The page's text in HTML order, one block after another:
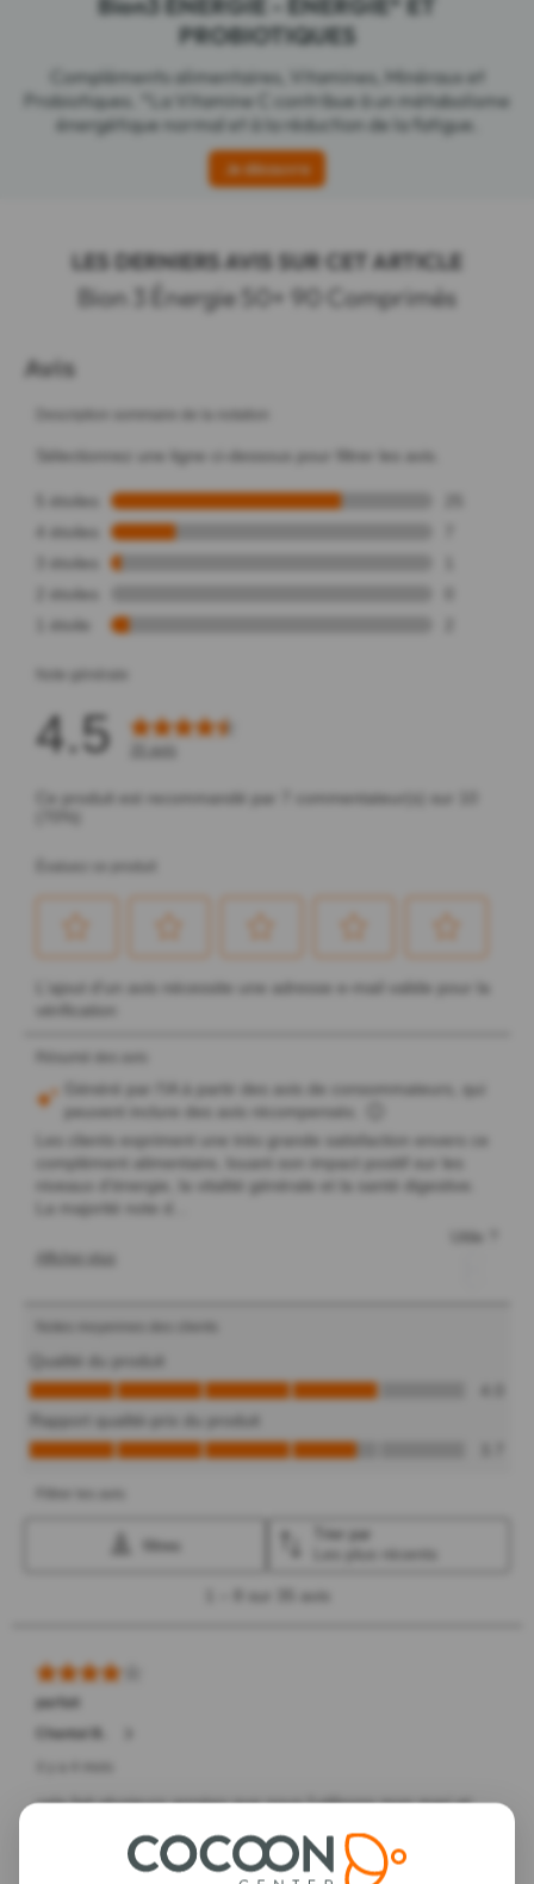
PROBIOTIQUES
Compléments alimentaires, Vitamines, Minéraux et
Probiotiques. *La Vitamine C contribue à un métabolisme
énergétique normal et à la réduction de la fatigue.
Je découvre
LES DERNIERS AVIS SUR CET ARTICLE
Bion 3 Énergie 50+ 90 Comprimés